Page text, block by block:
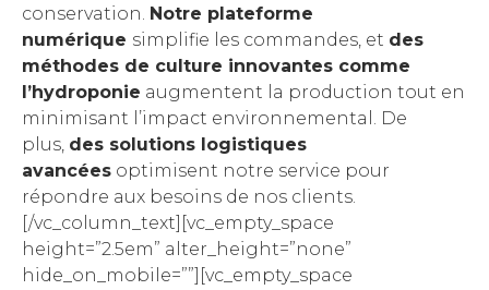
conservation. Notre plateforme
numérique simplifie les commandes, et des
méthodes de culture innovantes comme
l’hydroponie augmentent la production tout en
minimisant l’impact environnemental. De
plus, des solutions logistiques
avancées optimisent notre service pour
répondre aux besoins de nos clients.
[/vc_column_text][vc_empty_space
height=”2.5em” alter_height=”none”
hide_on_mobile=””][vc_empty_space